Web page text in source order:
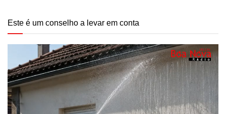
Este é um conselho a levar em conta